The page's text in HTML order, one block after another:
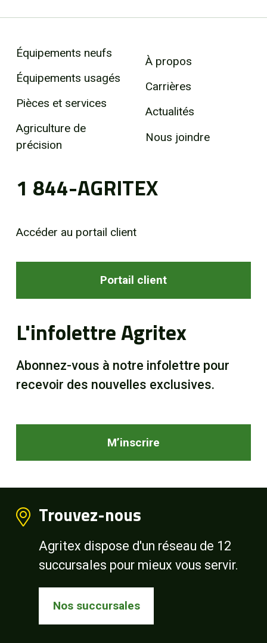
Équipements neufs
Équipements usagés
Pièces et services
Agriculture de
précision
À propos
Carrières
Actualités
Nous joindre
1 844-AGRITEX
Accéder au portail client
Portail client
L'infolettre Agritex
Abonnez-vous à notre infolettre pour
recevoir des nouvelles exclusives.
M’inscrire
Trouvez-nous
Agritex dispose d'un réseau de 12
succursales pour mieux vous servir.
Nos succursales